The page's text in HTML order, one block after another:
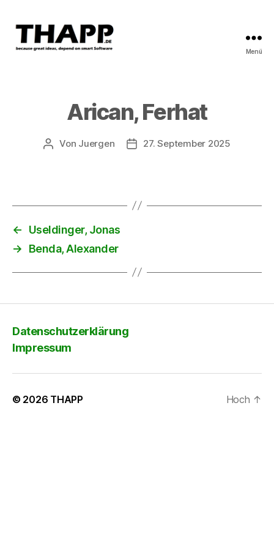
Menü
Arican, Ferhat
Beitragsautor
Von Juergen Beitragsdatum
27. September 2025
←
Useldinger, Jonas
→
Benda, Alexander
Datenschutzerklärung
Impressum
© 2026 THAPP Hoch ↑